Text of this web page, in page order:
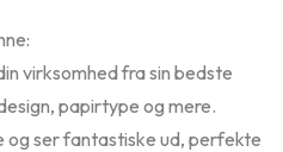
virksomhed fra sin bedste
papirtype og mere.
og ser fantastiske ud, perfekte